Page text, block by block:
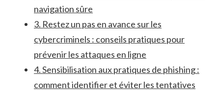
navigation sûre
3.⁤ Restez ⁣un pas en ‌avance sur les
‌cybercriminels : conseils pratiques pour
prévenir les attaques en ligne
4. Sensibilisation aux ‍pratiques de⁣ phishing :
comment identifier et éviter⁤ les‍ tentatives